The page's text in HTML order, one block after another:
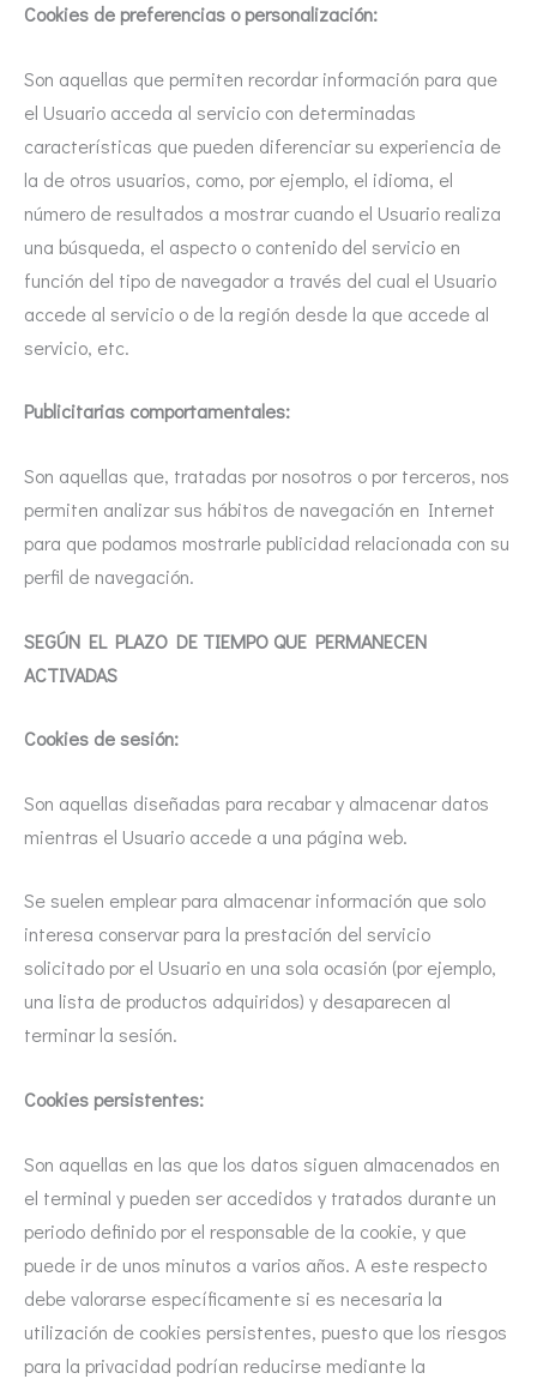
Cookies de preferencias o personalización:
Son aquellas que permiten recordar información para que
el Usuario acceda al servicio con determinadas
características que pueden diferenciar su experiencia de
la de otros usuarios, como, por ejemplo, el idioma, el
número de resultados a mostrar cuando el Usuario realiza
una búsqueda, el aspecto o contenido del servicio en
función del tipo de navegador a través del cual el Usuario
accede al servicio o de la región desde la que accede al
servicio, etc.
Publicitarias comportamentales:
Son aquellas que, tratadas por nosotros o por terceros, nos
permiten analizar sus hábitos de navegación en Internet
para que podamos mostrarle publicidad relacionada con su
perfil de navegación.
SEGÚN EL PLAZO DE TIEMPO QUE PERMANECEN
ACTIVADAS
Cookies de sesión:
Son aquellas diseñadas para recabar y almacenar datos
mientras el Usuario accede a una página web.
Se suelen emplear para almacenar información que solo
interesa conservar para la prestación del servicio
solicitado por el Usuario en una sola ocasión (por ejemplo,
una lista de productos adquiridos) y desaparecen al
terminar la sesión.
Cookies persistentes:
Son aquellas en las que los datos siguen almacenados en
el terminal y pueden ser accedidos y tratados durante un
periodo definido por el responsable de la cookie, y que
puede ir de unos minutos a varios años. A este respecto
debe valorarse específicamente si es necesaria la
utilización de cookies persistentes, puesto que los riesgos
para la privacidad podrían reducirse mediante la